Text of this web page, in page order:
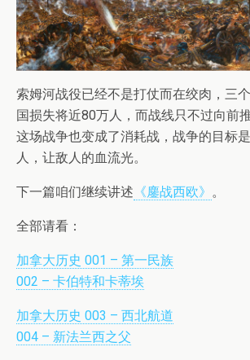
索姆河战役已经不是打仗而在绞肉，三
国损失将近80万人，而战线只不过向前
这场战争也变成了消耗战，战争的目标
人，让敌人的血流光。
下一篇咱们继续讲述 《鏖战西欧》 。
全部请看：
加拿大历史 001 – 第一民族
002 – 卡伯特和卡蒂埃
加拿大历史 003 – 西北航道
004 – 新法兰西之父